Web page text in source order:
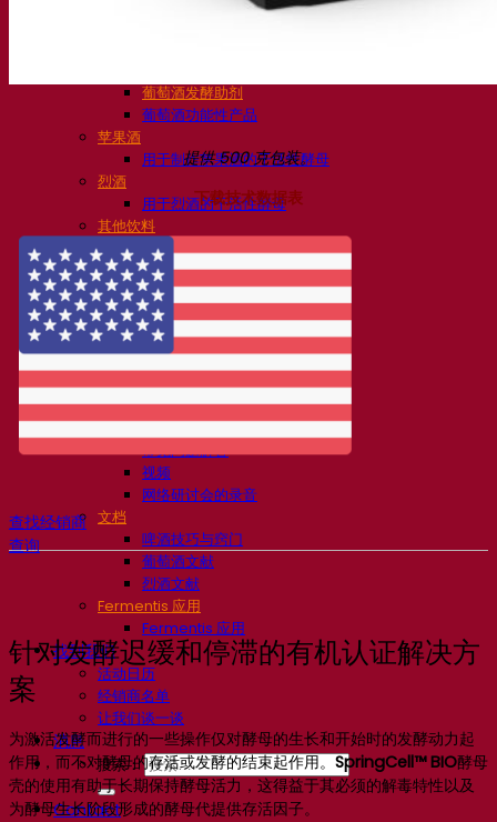
葡萄酒发酵助剂
葡萄酒功能性产品
苹果酒
用于制作苹果酒的干活性酵母
烈酒
用于烈酒的干活性酵母
其他饮料
用于其他饮料的干活性酵母
克瓦斯
高粱
咖啡
Fermentis 学院
Fermentis 学院
资源
知识中心
专家见解
常见问题解答
视频
网络研讨会的录音
文档
啤酒技巧与窍门
葡萄酒文献
烈酒文献
Fermentis 应用
Fermentis 应用
找到我们
活动日历
经销商名单
让我们谈一谈
消息
搜索：
Contact
提供 500 克包装。
下载技术数据表
查找经销商
查询
针对发酵迟缓和停滞的有机认证解决方
案
为激活发酵而进行的一些操作仅对酵母的生长和开始时的发酵动力起
作用，而不对酵母的存活或发酵的结束起作用。 SpringCell™ BIO酵母
壳的使用有助于长期保持酵母活力，这得益于其必须的解毒特性以及
为酵母生长阶段形成的酵母代提供存活因子。